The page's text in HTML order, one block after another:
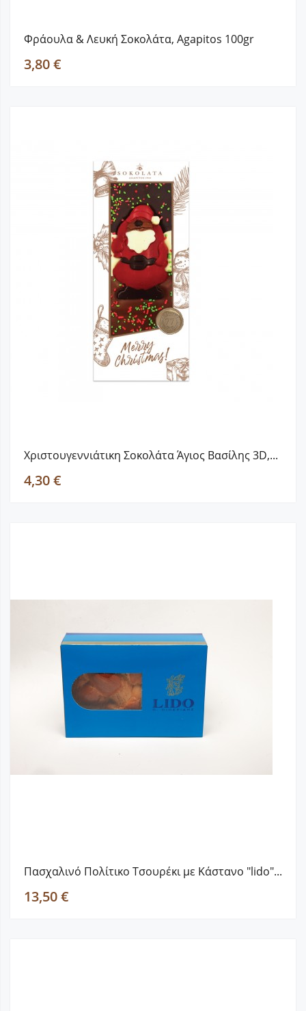
Φράουλα & Λευκή Σοκολάτα, Agapitos 100gr
3,80 €
Χριστουγεννιάτικη Σοκολάτα Άγιος Βασίλης 3D,...
4,30 €
Πασχαλινό Πολίτικο Τσουρέκι με Κάστανο "lido"...
13,50 €